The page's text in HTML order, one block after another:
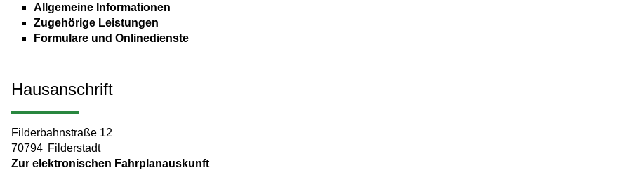
Allgemeine Informationen
Zugehörige Leistungen
Formulare und Onlinedienste
Hausanschrift
Filderbahnstraße 12
70794 Filderstadt
Zur elektronischen Fahrplanauskunft